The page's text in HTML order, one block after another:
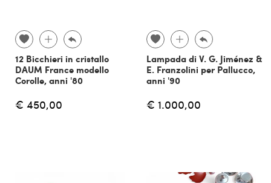
12 Bicchieri in cristallo
DAUM France modello
Corolle, anni '80
€ 450,00
Lampada di V. G. Jiménez &
E. Franzolini per Pallucco,
anni '90
€ 1.000,00